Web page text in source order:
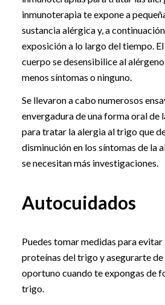
inmunoterapia te expone a
sustancia alérgica y, a
exposición a lo largo del tiempo.
cuerpo se desensibilice al
menos síntomas o ninguno.
Se llevaron a cabo numerosos
envergadura de una forma oral de
para tratar la alergia al trigo que
disminución en los síntomas de la
se necesitan más investigaciones.
Autocuidados
Puedes tomar medidas para evitar
proteínas del trigo y asegurarte
oportuno cuando te expongas de
trigo.